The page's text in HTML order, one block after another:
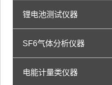
锂电池测试仪器
SF6气体分析仪器
电能计量类仪器